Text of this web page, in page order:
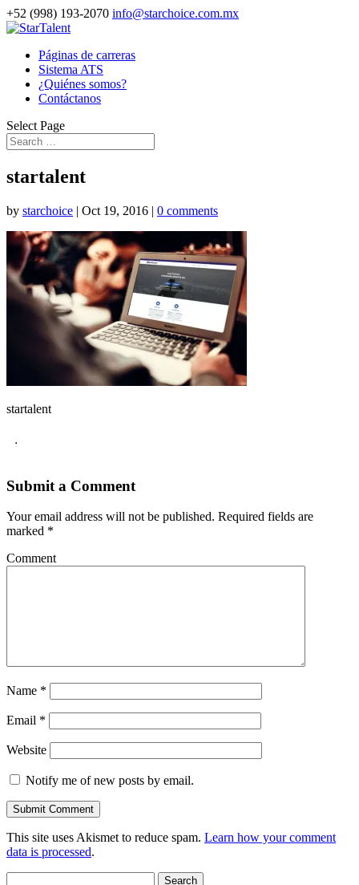
+52 (998) 193-2070 info@starchoice.com.mx
Páginas de carreras
Sistema ATS
¿Quiénes somos?
Contáctanos
Select Page
startalent
by starchoice | Oct 19, 2016 | 0 comments
startalent
.
Submit a Comment
Your email address will not be published. Required fields are
marked *
Comment
Name *
Email *
Website
Notify me of new posts by email.
This site uses Akismet to reduce spam. Learn how your comment
data is processed.